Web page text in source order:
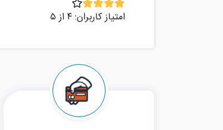
امتیاز کاربران: ۴ از ۵